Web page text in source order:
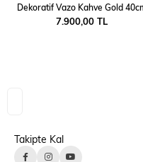
Dekoratif Vazo Kahve Gold
7.900,00 TL
Takipte Kal